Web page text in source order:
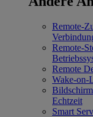
Remote-
Remote-
Remote
Wake-on-
Echtzeit
Smart